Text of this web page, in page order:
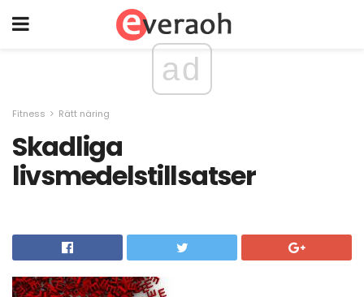
ad
Fitness Rätt näring
Skadliga
livsmedelstillsatser